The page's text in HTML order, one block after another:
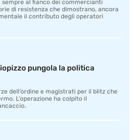
sempre al fianco dei commercianti
di resistenza che dimostrano, ancora
il contributo degli operatori
pungola la politica
dell’ordine e magistrati per il blitz che
L’operazione ha colpito il